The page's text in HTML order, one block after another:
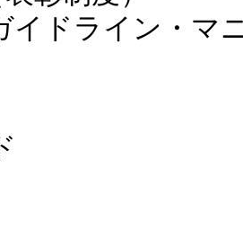
イドライン・マ